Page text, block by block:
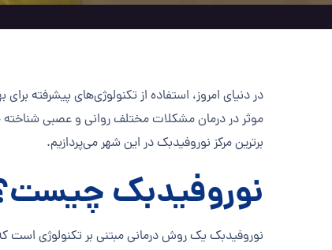
در دنیای امروز، استفاده از تکنولوژی‌های پیشرفته
موثر در درمان مشکلات مختلف روانی و عصبی شناخته
برترین مرکز نوروفیدبک در این شهر می‌پردازیم.
نوروفیدبک
نوروفیدبک یک روش درمانی مبتنی بر تکنولوژی است